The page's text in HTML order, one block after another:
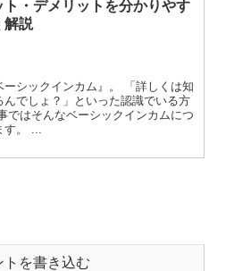
ト・デメリットを分かりやす
解説
シックインカム』。 「詳しくは知
でしょ？」といった認識でいる方
ではそんなベーシックインカムにつ
。 ...
トを書き込む